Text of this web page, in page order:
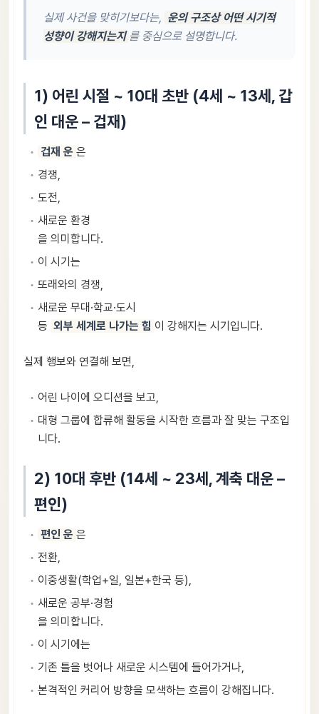
실제 사건을 맞히기보다는, 운의 구조상 어떤 시기적
성향이 강해지는지 를 중심으로 설명합니다.
1) 어린 시절 ~ 10대 초반 (4세 ~ 13세, 갑
인 대운 – 겁재)
겁재 운 은
경쟁,
도전,
새로운 환경
을 의미합니다.
이 시기는
또래와의 경쟁,
새로운 무대·학교·도시
등 외부 세계로 나가는 힘 이 강해지는 시기입니다.
실제 행보와 연결해 보면,
어린 나이에 오디션을 보고,
대형 그룹에 합류해 활동을 시작한 흐름과 잘 맞는 구조입
니다.
2) 10대 후반 (14세 ~ 23세, 계축 대운 –
편인)
편인 운 은
전환,
이중생활(학업+일, 일본+한국 등),
새로운 공부·경험
을 의미합니다.
이 시기에는
기존 틀을 벗어나 새로운 시스템에 들어가거나,
본격적인 커리어 방향을 모색하는 흐름이 강해집니다.